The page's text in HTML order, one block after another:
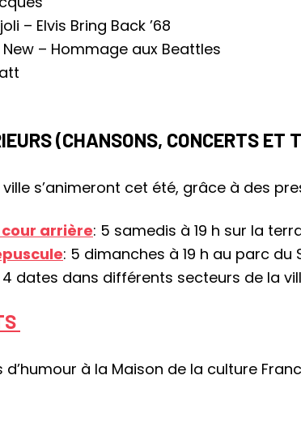
– Elvis Bring Back ’68
– Hommage aux Beattles
(CHANSONS, CONCERTS ET
s’animeront cet été, grâce à des
cour arrière: 5 samedis à 19 h sur la
: 5 dimanches à 19 h au parc du
4 dates dans différents secteurs de la
à la Maison de la culture